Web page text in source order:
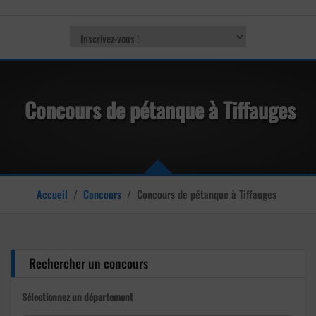
Concours de pétanque à Tiffauges
Accueil / Concours / Concours de pétanque à Tiffauges
Rechercher un concours
Sélectionnez un département